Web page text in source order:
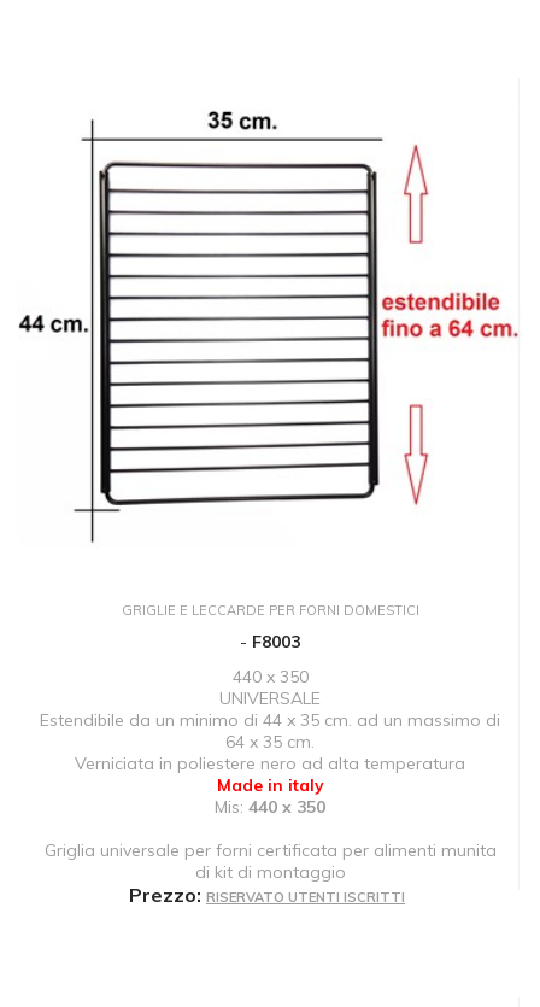
GRIGLIE E LECCARDE PER FORNI DOMESTICI
- F8003
440 x 350
UNIVERSALE
Estendibile da un minimo di 44 x 35 cm. ad un massimo di
64 x 35 cm.
Verniciata in poliestere nero ad alta temperatura
Made in italy
Mis: 440 x 350
Griglia universale per forni certificata per alimenti munita
di kit di montaggio
Prezzo: RISERVATO UTENTI ISCRITTI